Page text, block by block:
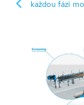
každou fázi